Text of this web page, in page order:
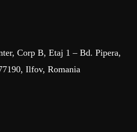
Corp B, Etaj 1 – Bd. Pipera,
Ilfov, Romania